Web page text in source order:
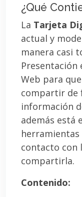
¿Qué
La Tarjeta
actual y
manera casi
Presentación
Web para
compartir de
información
además está
contacto con
compartirla.
Contenido: